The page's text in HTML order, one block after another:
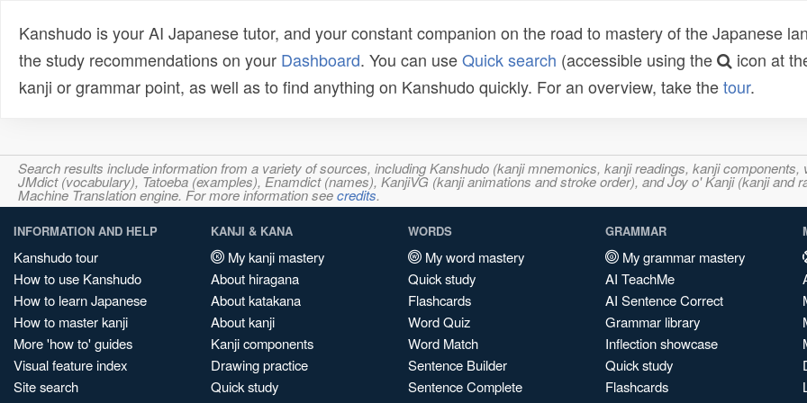
Kanshudo is your AI Japanese tutor, and your constant companion on the road to mastery of the Japanese
the study recommendations on your Dashboard. You can useQuick search (accessible using the
icon at
kanji or grammar point, as well as to find anything on Kanshudo quickly. For an overview, take thetour.
Search results include information from a variety of sources, including Kanshudo (kanji mnemonics, kanji readings, kanji
JMdict (vocabulary), Tatoeba (examples), Enamdict (names), KanjiVG (kanji animations and stroke order), and Joy o' Kanji (kanji
Machine Translation engine. For more information seecredits.
INFORMATION AND HELP
Kanshudo tour
How to use Kanshudo
How to learn Japanese
How to master kanji
More 'how to' guides
Visual feature index
Site search
KANJI & KANA
My kanji mastery
About hiragana
About katakana
About kanji
Kanji components
Drawing practice
Quick study
WORDS
My word mastery
Quick study
Flashcards
Word Quiz
Word Match
Sentence Builder
Sentence Complete
GRAMMAR
My grammar mastery
AI TeachMe
AI Sentence Correct
Grammar library
Inflection showcase
Quick study
Flashcards